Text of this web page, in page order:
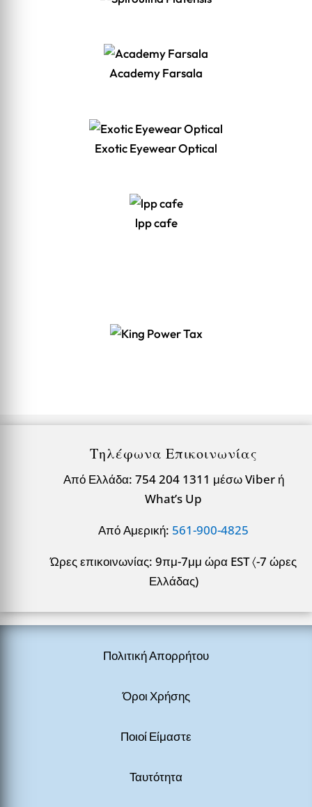
Academy Farsala
Exotic Eyewear Optical
lpp cafe
Τηλέφωνα Επικοινωνίας
Από Ελλάδα: 754 204 1311 μέσω Viber ή
What’s Up
Από Αμερική: 561-900-4825
Ώρες επικοινωνίας: 9πμ-7μμ ώρα EST 〈-7 ώρες
Ελλάδας)
Πολιτική Απορρήτου
Όροι Χρήσης
Ποιοί Είμαστε
Ταυτότητα